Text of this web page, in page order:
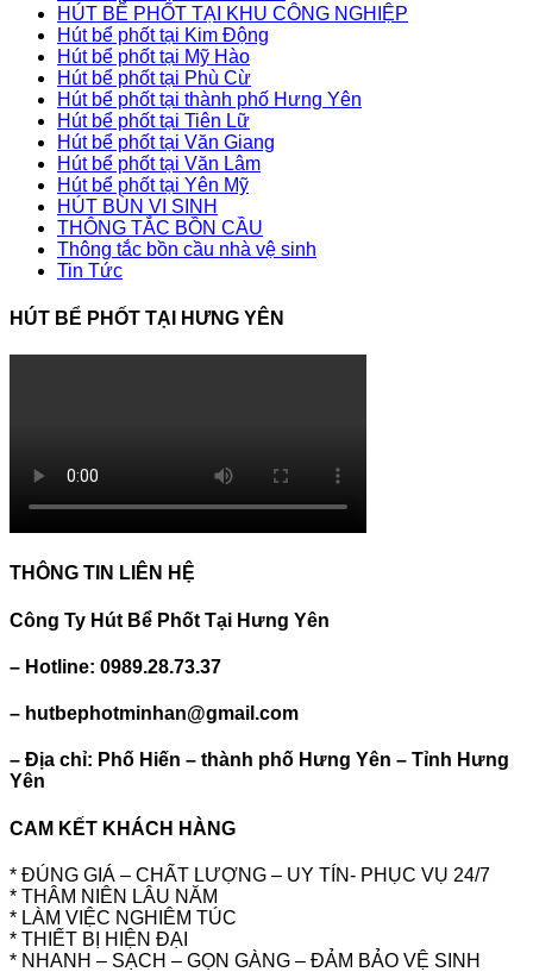
HÚT BỂ PHỐT TẠI KHU CÔNG NGHIỆP
Hút bể phốt tại Kim Động
Hút bể phốt tại Mỹ Hào
Hút bể phốt tại Phù Cừ
Hút bể phốt tại thành phố Hưng Yên
Hút bể phốt tại Tiên Lữ
Hút bể phốt tại Văn Giang
Hút bể phốt tại Văn Lâm
Hút bể phốt tại Yên Mỹ
HÚT BÙN VI SINH
THÔNG TẮC BỒN CẦU
Thông tắc bồn cầu nhà vệ sinh
Tin Tức
HÚT BỂ PHỐT TẠI HƯNG YÊN
THÔNG TIN LIÊN HỆ
Công Ty Hút Bể Phốt Tại Hưng Yên
– Hotline: 0989.28.73.37
– hutbephotminhan@gmail.com
– Địa chỉ: Phố Hiến – thành phố Hưng Yên – Tỉnh Hưng
Yên
CAM KẾT KHÁCH HÀNG
* ĐÚNG GIÁ – CHẤT LƯỢNG – UY TÍN- PHỤC VỤ 24/7
* THÂM NIÊN LÂU NĂM
* LÀM VIỆC NGHIÊM TÚC
* THIẾT BỊ HIỆN ĐẠI
* NHANH – SẠCH – GỌN GÀNG – ĐẢM BẢO VỆ SINH